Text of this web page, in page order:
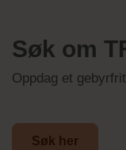
Søk om
Oppdag et
Søk her